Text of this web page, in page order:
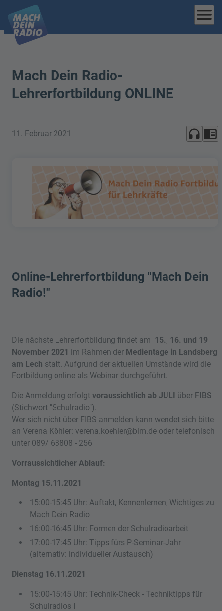
menu
Mach Dein Radio-
Lehrerfortbildung ONLINE
11. Februar 2021 headphones chrome_reader_mode
Online-Lehrerfortbildung "Mach Dein
Radio!"
Die nächste Lehrerfortbildung findet am 15., 16. und 19
November 2021 im Rahmen der Medientage in Landsberg
am Lech statt. Aufgrund der aktuellen Umstände wird die
Fortbildung online als Webinar durchgeführt.
Die Anmeldung erfolgt voraussichtlich ab JULI über FIBS
(Stichwort "Schulradio").
Wer sich nicht über FIBS anmelden kann wendet sich bitte
an Verena Köhler: verena.koehler@blm.de oder telefonisch
unter 089/ 63808 - 256
Vorraussichtlicher Ablauf:
Montag 15.11.2021
15:00-15:45 Uhr: Auftakt, Kennenlernen, Wichtiges zu
Mach Dein Radio
16:00-16:45 Uhr: Formen der Schulradioarbeit
17:00-17:45 Uhr: Tipps fürs P-Seminar-Jahr
(alternativ: individueller Austausch)
Dienstag 16.11.2021
15:00-15:45 Uhr: Technik-Check - Techniktipps für
Schulradios I